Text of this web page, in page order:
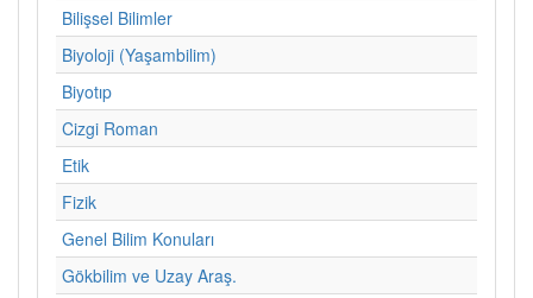
Bilişsel Bilimler
Biyoloji (Yaşambilim)
Biyotıp
Cizgi Roman
Etik
Fizik
Genel Bilim Konuları
Gökbilim ve Uzay Araş.